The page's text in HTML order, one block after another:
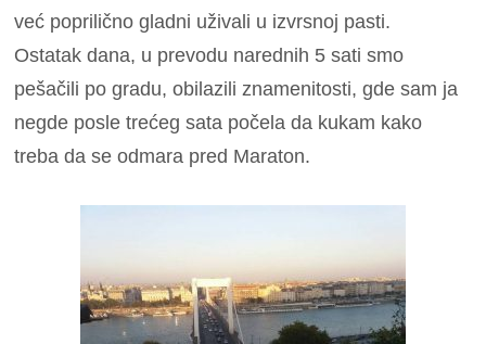
već poprilično gladni uživali u izvrsnoj pasti.
Ostatak dana, u prevodu narednih 5 sati smo
pešačili po gradu, obilazili znamenitosti, gde sam ja
negde posle trećeg sata počela da kukam kako
treba da se odmara pred Maraton.